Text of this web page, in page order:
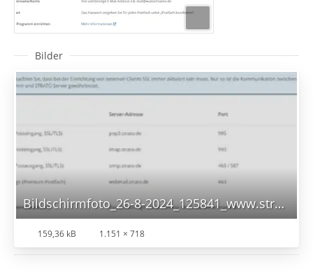
Bilder
Bildschirmfoto_26-8-2024_125841_www.strato.de.jpeg
159,36 kB 1.151 × 718